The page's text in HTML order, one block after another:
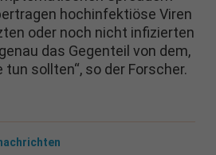
hochinfektiöse Viren
oder noch nicht infizierten
das Gegenteil von dem,
sollten“, so der Forscher.